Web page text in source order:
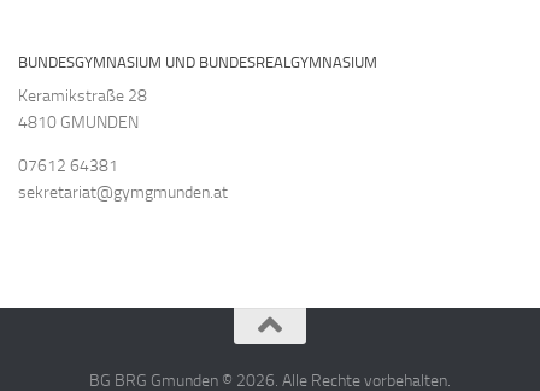
BUNDESGYMNASIUM UND BUNDESREALGYMNASIUM
Keramikstraße 28
4810 GMUNDEN
07612 64381
sekretariat@gymgmunden.at
BG BRG Gmunden © 2026. Alle Rechte vorbehalten.